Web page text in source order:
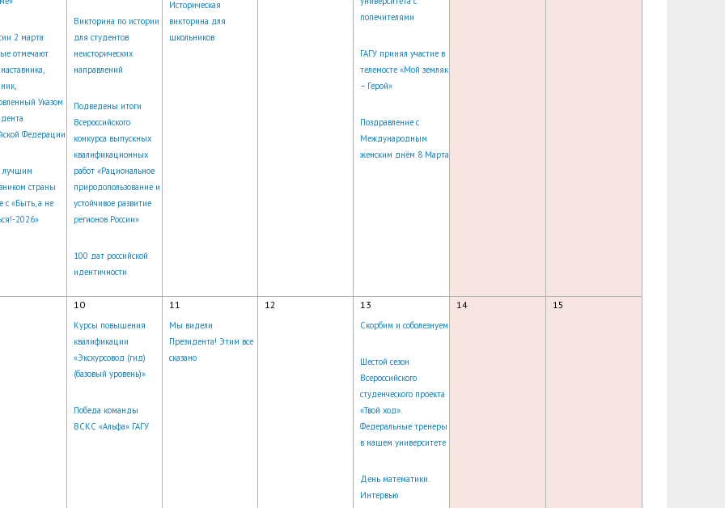
2 марта
отмечают
Указом
Федерации
лучшим
страны
с «Быть, а не
2026»
Викторина по истории
для студентов
неисторических
направлений
Подведены итоги
Всероссийского
конкурса выпускных
квалификационных
работ «Рациональное
природопользование и
устойчивое развитие
регионов России»
100 дат российской
идентичности
Историческая
викторина для
школьников
попечителями
ГАГУ принял участие в
телемосте «Мой земляк
– Герой»
Поздравление с
Международным
женским днём 8 Марта
10
Курсы повышения
квалификации
«Экскурсовод (гид)
(базовый уровень)»
Победа команды
ВСКС «Альфа» ГАГУ
11
Мы видели
Президента! Этим все
сказано
12 13
Скорбим и соболезнуем
Шестой сезон
Всероссийского
студенческого проекта
«Твой ход».
Федеральные тренеры
в нашем университете
День математики.
Интервью
14 15